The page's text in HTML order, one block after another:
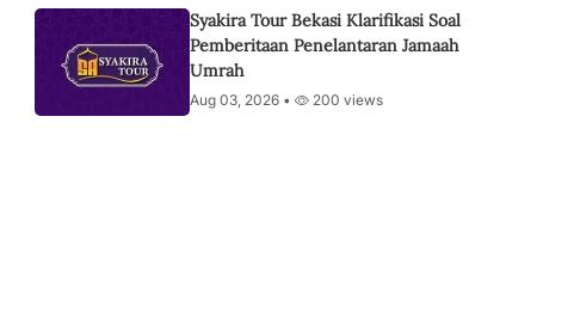
Syakira Tour Bekasi Klarifikasi Soal
Pemberitaan Penelantaran Jamaah
Umrah
Aug 03, 2026 • 200 views